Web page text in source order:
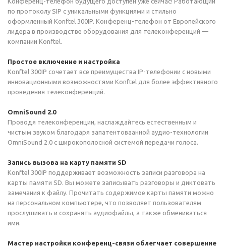
по протоколу SIP с уникальными функциями и стильно
оформленный Konftel 300IP. Конференц-телефон от Европейского
лидера в производстве оборудования для телеконференций —
компании Konftel.
Простое включение и настройка
Konftel 300IP сочетает все преимущества IP-телефонии с новыми
инновационными возможностями Konftel для более эффективного
проведения телеконференций.
OmniSound 2.0
Проводя телеконференции, наслаждайтесь естественным и
чистым звуком благодаря запатентоваанной аудио-технологии
OmniSound 2.0 с широкополосной системой передачи голоса.
Запись вызова на карту памяти SD
Konftel 300IP поддерживает возможность записи разговора на
карты памяти SD. Вы можете записывать разговоры и диктовать
замечания к файлу. Прочитать содержимое карты памяти можно
на персональном компьютере, что позволяет пользователям
прослушивать и сохранять аудиофайлы, а также обмениваться
ими.
Мастер настройки конференц-связи облегчает совершение